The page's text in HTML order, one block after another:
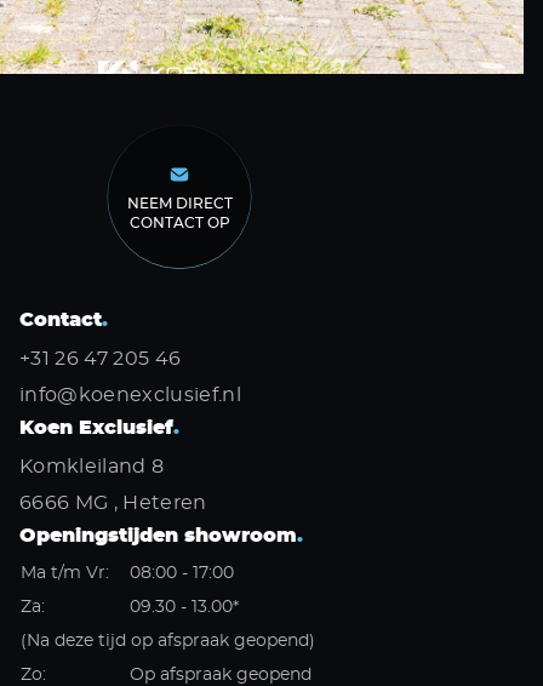
NEEM DIRECT
CONTACT OP
Contact.
+31 26 47 205 46
info@koenexclusief.nl
Koen Exclusief.
Komkleiland 8
6666 MG , Heteren
Openingstijden showroom.
Ma t/m Vr:
08:00 - 17:00
Za:
09.30 - 13.00*
(Na deze tijd op afspraak geopend)
Zo:
Op afspraak geopend